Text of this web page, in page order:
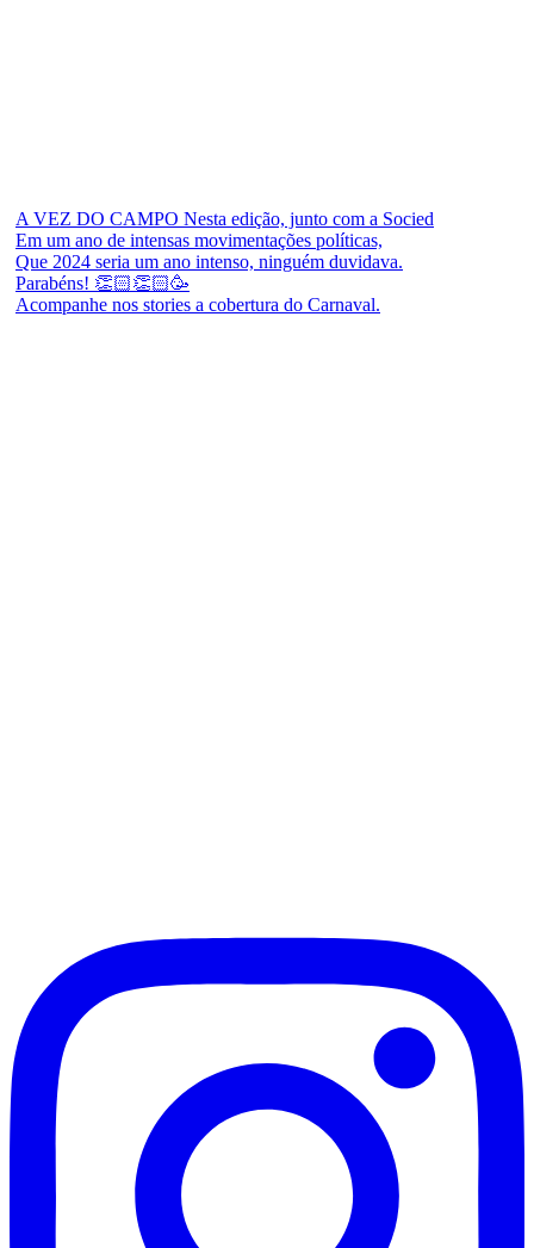
A VEZ DO CAMPO Nesta edição, junto com a Socied
Em um ano de intensas movimentações políticas,
Que 2024 seria um ano intenso, ninguém duvidava.
Parabéns! 👏🏻👏🏻🥳
Acompanhe nos stories a cobertura do Carnaval.